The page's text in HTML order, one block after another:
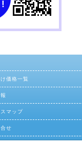
価格一覧
マップ
せ